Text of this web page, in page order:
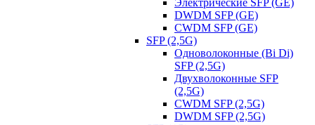
Электрические SFP (GE)
DWDM SFP (GE)
CWDM SFP (GE)
SFP (2,5G)
Одноволоконные (Bi Di)
SFP (2,5G)
Двухволоконные SFP
(2,5G)
CWDM SFP (2,5G)
DWDM SFP (2,5G)